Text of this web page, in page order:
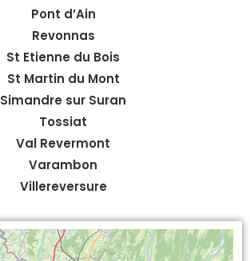
Pont d’Ain
Revonnas
St Etienne du Bois
St Martin du Mont
Simandre sur Suran
Tossiat
Val Revermont
Varambon
Villereversure